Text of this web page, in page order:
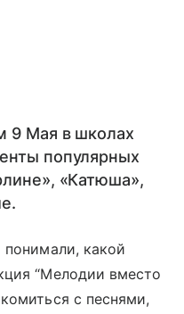
9 Мая в школах
популярных
«Катюша»,
какой
“Мелодии вместо
с песнями,